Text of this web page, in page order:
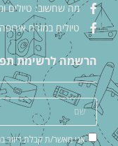
מה שחשוב: טיולים
טיולים במזרח אירופה
הרשמה לרשימת
אני מאשר/ת קבלת דיוור